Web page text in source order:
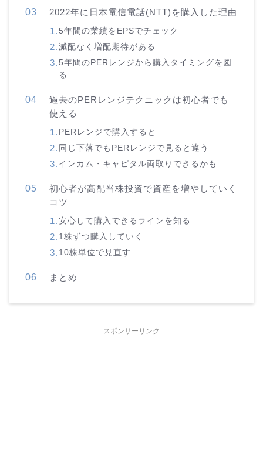
2022年に日本電信電話(NTT)を購入した理由
5年間の業績をEPSでチェック
減配なく増配期待がある
5年間のPERレンジから購入タイミングを図
る
過去のPERレンジテクニックは初心者でも
使える
PERレンジで購入すると
同じ下落でもPERレンジで見ると違う
インカム・キャピタル両取りできるかも
初心者が高配当株投資で資産を増やしていく
コツ
安心して購入できるラインを知る
1株ずつ購入していく
10株単位で見直す
まとめ
スポンサーリンク